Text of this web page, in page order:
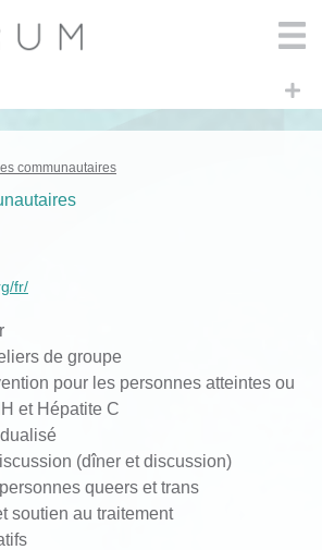
communautaires
fr/
de groupe
pour les personnes atteintes ou
et Hépatite C
(dîner et discussion)
personnes queers et trans
soutien au traitement